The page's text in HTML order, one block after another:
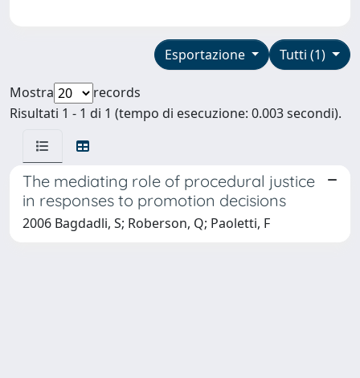
Tutti (1)
Esportazione
Mostra
records
Risultati 1 - 1 di 1 (tempo di esecuzione: 0.003 secondi).
The mediating role of procedural justice
in responses to promotion decisions
2006 Bagdadli, S; Roberson, Q; Paoletti, F